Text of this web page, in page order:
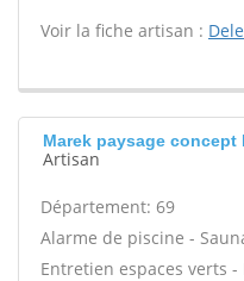
Voir la fiche artisan :
Marek paysage concept
Artisan
Département: 69
Alarme de piscine -
Entretien espaces verts